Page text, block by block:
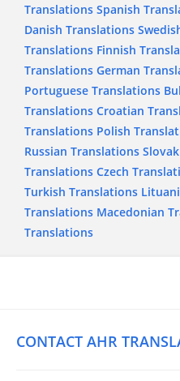
Translations Spanish
Danish Translations
Translations Finnish
Translations German
Portuguese Translations
Translations Croatian
Translations Polish
Russian Translations
Translations Czech
Turkish Translations
Translations Macedonian
Translations
CONTACT AHR